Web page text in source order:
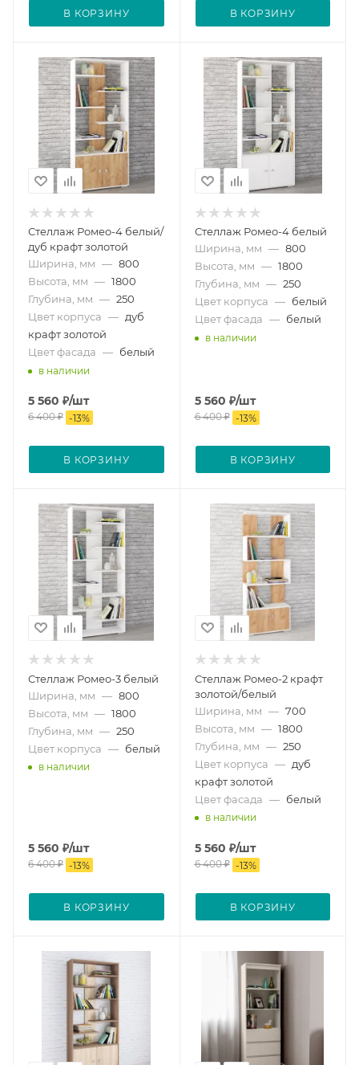
В КОРЗИНУ В КОРЗИНУ
Стеллаж Ромео-4 белый/
дуб крафт золотой
Ширина, мм — 800
Высота, мм — 1800
Глубина, мм — 250
Цвет корпуса — дуб
крафт золотой
Цвет фасада — белый
в наличии
5 560 ₽/шт
6 400₽ -13%
В КОРЗИНУ
Стеллаж Ромео-4 белый
Ширина, мм — 800
Высота, мм — 1800
Глубина, мм — 250
Цвет корпуса — белый
Цвет фасада — белый
в наличии
5 560 ₽/шт
6 400₽ -13%
В КОРЗИНУ
Стеллаж Ромео-3 белый
Ширина, мм — 800
Высота, мм — 1800
Глубина, мм — 250
Цвет корпуса — белый
в наличии
5 560 ₽/шт
6 400₽ -13%
В КОРЗИНУ
Стеллаж Ромео-2 крафт
золотой/белый
Ширина, мм — 700
Высота, мм — 1800
Глубина, мм — 250
Цвет корпуса — дуб
крафт золотой
Цвет фасада — белый
в наличии
5 560 ₽/шт
6 400₽ -13%
В КОРЗИНУ